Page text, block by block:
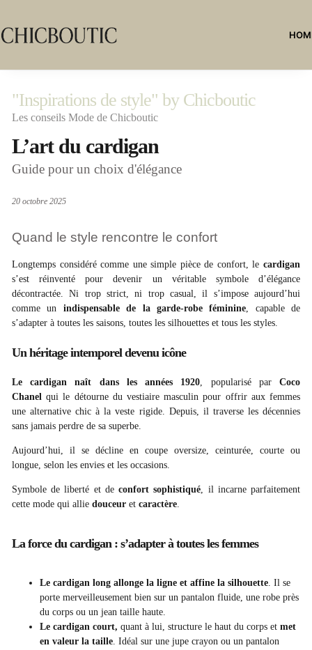
"Inspirations de style" by Chicboutic
Les conseils Mode de Chicboutic
L’art du cardigan
Guide pour un choix d'élégance
20 octobre 2025
Quand le style rencontre le confort
Longtemps considéré comme une simple pièce de confort, le cardigan
s’est réinventé pour devenir un véritable symbole d’élégance
décontractée. Ni trop strict, ni trop casual, il s’impose aujourd’hui
comme un indispensable de la garde-robe féminine, capable de
s’adapter à toutes les saisons, toutes les silhouettes et tous les styles.
Un héritage intemporel devenu icône
Le cardigan naît dans les années 1920, popularisé parCoco
Chanelqui le détourne du vestiaire masculin pour offrir aux femmes
une alternative chic à la veste rigide. Depuis, il traverse les décennies
sans jamais perdre de sa superbe.
Aujourd’hui, il se décline en coupe oversize, ceinturée, courte ou
longue, selon les envies et les occasions.
Symbole de liberté et deconfort sophistiqué, il incarne parfaitement
cette mode qui allie douceur et caractère.
La force du cardigan : s’adapter à toutes les femmes
Le cardigan long allonge la ligne et affine la silhouette. Il se
porte merveilleusement bien sur un pantalon fluide, une robe près
du corps ou un jean taille haute.
Le cardigan court, quant à lui, structure le haut du corps et met
en valeur la taille. Idéal sur une jupe crayon ou un pantalon